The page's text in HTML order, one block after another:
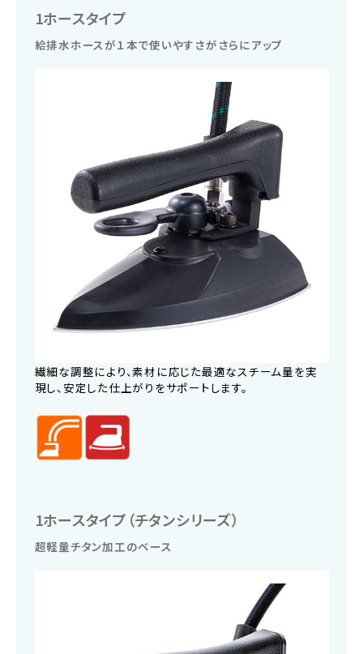
1ホースタイプ
給排水ホースが１本で使いやすさがさらにアップ
繊細な調整により、素材に応じた最適なスチーム量を実
現し、安定した仕上がりをサポートします。
1ホースタイプ（チタンシリーズ）
超軽量チタン加工のベース